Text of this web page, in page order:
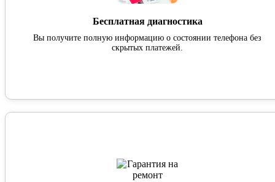
Бесплатная диагностика
Вы получите полную информацию о состоянии телефона без
скрытых платежей.